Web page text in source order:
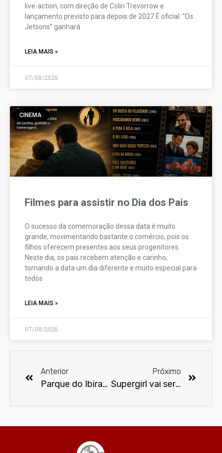
live-action, com direção de Colin Trevorrow e
lançamento previsto para depois de 2027 É oficial: “Os
Jetsons” ganhará
LEIA MAIS »
07/08/2026
CINEMA
Filmes para assistir no Dia dos Pais
O sucesso da comemoração dessa data é muito
grande, movimentando bastante o comércio, pois os
filhos oferecem presentes aos seus progenitores.
Neste dia, os pais recebem atenção e carinho,
tornando a data um dia diferente e muito especial para
todos
LEIA MAIS »
07/08/2026
Anterior
Parque do Ibirapuera terá exposição de clássicos do Terror
Próximo
Supergirl vai ser interpretada por Sasha Calle no cinema